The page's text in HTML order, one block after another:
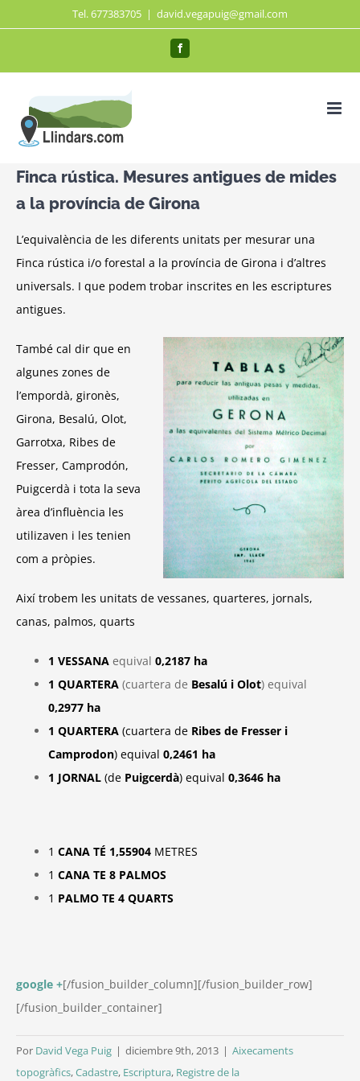
al
Tel. 677383705 | david.vegapuig@gmail.com
Facebook
Finca rústica. Mesures antigues de mides
a la província de Girona
L’equivalència de les diferents unitats per mesurar una
Finca rústica i/o forestal a la província de Girona i d’altres
universals. I que podem trobar inscrites en les escriptures
antigues.
També cal dir que en
algunes zones de
l’empordà, gironès,
Girona, Besalú, Olot,
Garrotxa, Ribes de
Fresser, Camprodón,
Puigcerdà i tota la seva
àrea d’influència les
utilizaven i les tenien
com a pròpies.
Així trobem les unitats de vessanes, quarteres, jornals,
canas, palmos, quarts
1 VESSANA equival 0,2187 ha
1 QUARTERA (cuartera de Besalú i Olot) equival
0,2977 ha
1 QUARTERA (cuartera de Ribes de Fresser i
Camprodon) equival 0,2461 ha
1 JORNAL (de Puigcerdà) equival 0,3646 ha
1 CANA TÉ 1,55904 METRES
1 CANA TE 8 PALMOS
1 PALMO TE 4 QUARTS
google +[/fusion_builder_column][/fusion_builder_row]
[/fusion_builder_container]
Por David Vega Puig | diciembre 9th, 2013 | Aixecaments
topogràfics,Cadastre, Escriptura, Registre de la